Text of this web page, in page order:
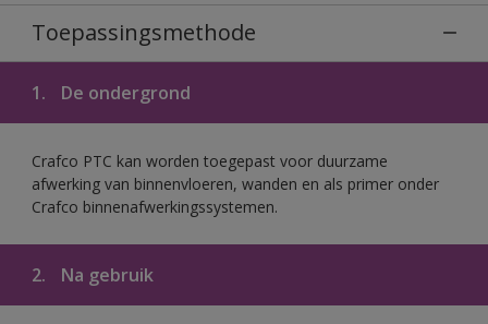
Toepassingsmethode
1. De ondergrond
Crafco PTC kan worden toegepast voor duurzame
afwerking van binnenvloeren, wanden en als primer onder
Crafco binnenafwerkingssystemen.
2. Na gebruik